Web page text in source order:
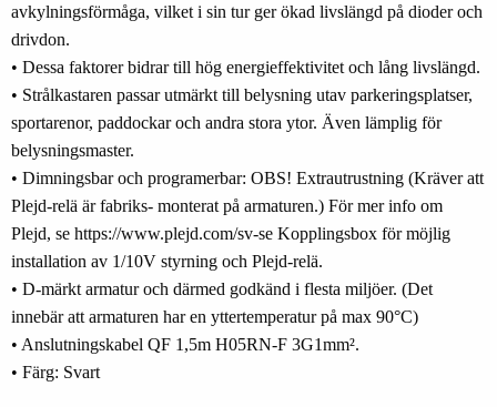
avkylningsförmåga, vilket i sin tur ger ökad livslängd på dioder och
drivdon.
• Dessa faktorer bidrar till hög energieffektivitet och lång livslängd.
• Strålkastaren passar utmärkt till belysning utav parkeringsplatser,
sportarenor, paddockar och andra stora ytor. Även lämplig för
belysningsmaster.
• Dimningsbar och programerbar: OBS! Extrautrustning (Kräver att
Plejd-relä är fabriks- monterat på armaturen.) För mer info om
Plejd, se https://www.plejd.com/sv-se Kopplingsbox för möjlig
installation av 1/10V styrning och Plejd-relä.
• D-märkt armatur och därmed godkänd i flesta miljöer. (Det
innebär att armaturen har en yttertemperatur på max 90°C)
• Anslutningskabel QF 1,5m H05RN-F 3G1mm².
• Färg: Svart